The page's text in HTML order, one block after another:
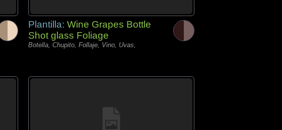
Plantilla: Wine Grapes Bottle
Shot glass Foliage
Botella, Chupito, Follaje, Vino, Uvas,